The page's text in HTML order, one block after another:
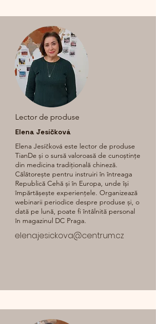
Lector de produse
Elena Jesíčková
Elena Jesíčková este lector de produse
TianDe și o sursă valoroasă de cunoștințe
din medicina tradițională chineză.
Călătorește pentru instruiri în întreaga
Republică Cehă și în Europa, unde își
împărtășește experiențele. Organizează
webinarii periodice despre produse și, o
dată pe lună, poate fi întâlnită personal
în magazinul DC Praga.
elena.jesickova@centrum.cz